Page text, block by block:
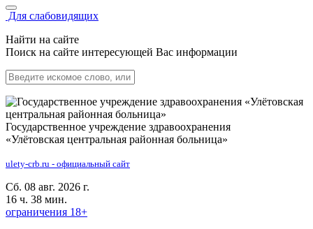
Для слабовидящих
Найти на сайте
Поиск на сайте интересующей Вас информации
Государственное учреждение здравоохранения
«Улётовская центральная районная больница»
ulety-crb.ru - официальный сайт
Сб. 08 авг. 2026 г.
16 ч. 38 мин.
ограничения 18+